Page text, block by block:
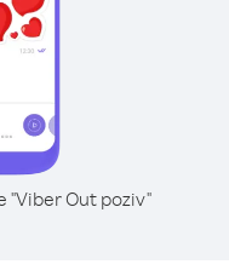
"Viber Out poziv"